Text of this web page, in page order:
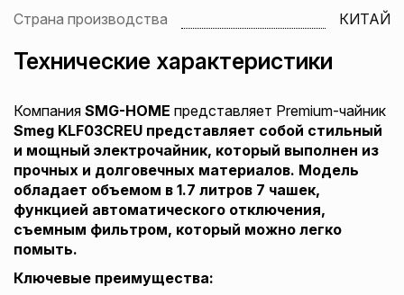
Страна производства
КИТАЙ
Технические характеристики
Компания SMG-HOME представляет Premium-чайник
Smeg KLF03CREU представляет собой стильный
и мощный электрочайник, который выполнен из
прочных и долговечных материалов. Модель
обладает объемом в 1.7 литров 7 чашек,
функцией автоматического отключения,
съемным фильтром, который можно легко
помыть.
Ключевые преимущества: